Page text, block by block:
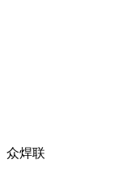
众焊联